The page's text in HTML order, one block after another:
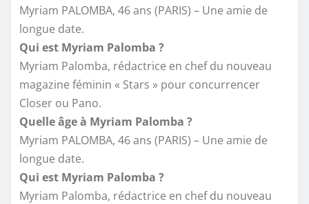
Myriam PALOMBA, 46 ans (PARIS) – Une amie de
longue date.
Qui est Myriam Palomba ?
Myriam Palomba, rédactrice en chef du nouveau
magazine féminin « Stars » pour concurrencer
Closer ou Pano.
Quelle âge à Myriam Palomba ?
Myriam PALOMBA, 46 ans (PARIS) – Une amie de
longue date.
Qui est Myriam Palomba ?
Myriam Palomba, rédactrice en chef du nouveau